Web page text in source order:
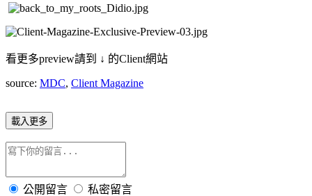
看更多preview請到 ↓ 的Client網站
source: MDC, Client Magazine
載入更多
公開留言 私密留言